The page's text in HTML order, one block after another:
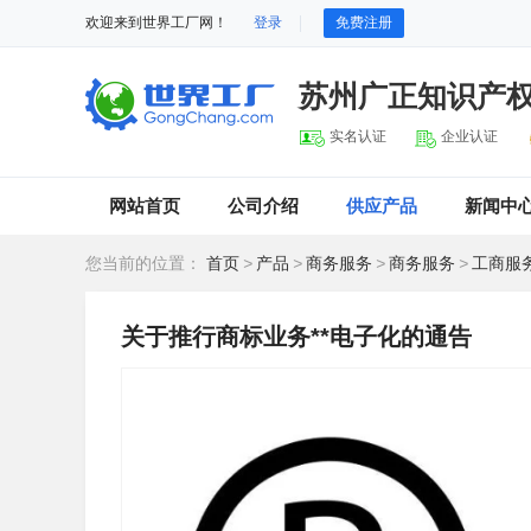
欢迎来到世界工厂网！ 登录 免费注册
苏州广正知识产
实名认证 企业认证
网站首页 公司介绍 供应产品 新闻中
您当前的位置： 首页 > 产品 >商务服务 >商务服务 > 工商服
关于推行商标业务**电子化的通告